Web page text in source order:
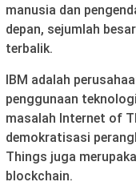
manusia dan
depan, sejumlah
terbalik.
IBM adalah
penggunaan
masalah Internet of
demokratisasi
Things juga
blockchain.